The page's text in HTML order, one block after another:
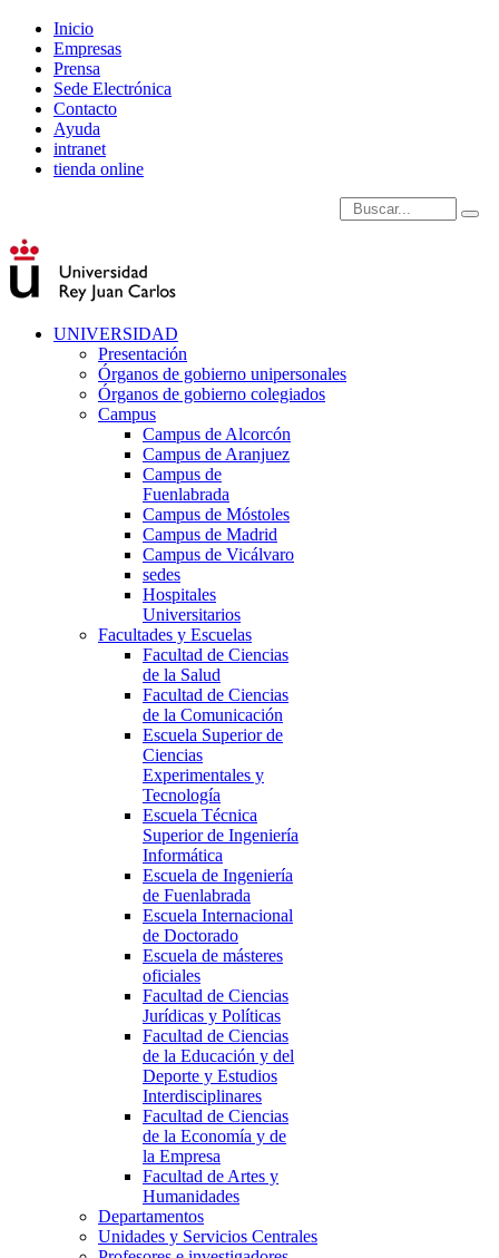
Inicio
Empresas
Prensa
Sede Electrónica
Contacto
Ayuda
intranet
tienda online
Introduce términos de
UNIVERSIDAD
Presentación
Órganos de gobierno unipersonales
Órganos de gobierno colegiados
Campus
Campus de Alcorcón
Campus de Aranjuez
Campus de
Fuenlabrada
Campus de Móstoles
Campus de Madrid
Campus de Vicálvaro
sedes
Hospitales
Universitarios
Facultades y Escuelas
Facultad de Ciencias
de la Salud
Facultad de Ciencias
de la Comunicación
Escuela Superior de
Ciencias
Experimentales y
Tecnología
Escuela Técnica
Superior de Ingeniería
Informática
Escuela de Ingeniería
de Fuenlabrada
Escuela Internacional
de Doctorado
Escuela de másteres
oficiales
Facultad de Ciencias
Jurídicas y Políticas
Facultad de Ciencias
de la Educación y del
Deporte y Estudios
Interdisciplinares
Facultad de Ciencias
de la Economía y de
la Empresa
Facultad de Artes y
Humanidades
Departamentos
Unidades y Servicios Centrales